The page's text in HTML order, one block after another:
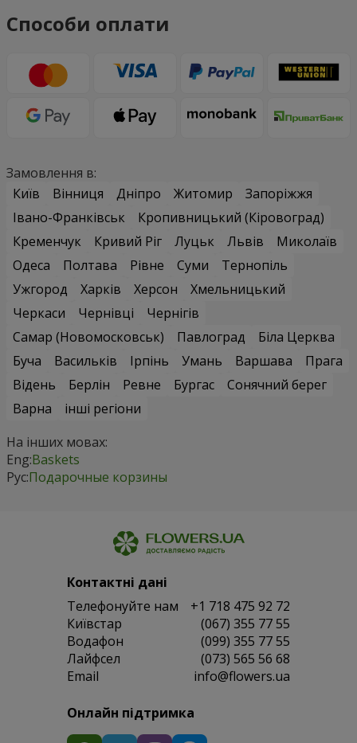
Способи оплати
Замовлення в:
Київ
Вінниця Дніпро Житомир
Запоріжжя
Івано-Франківськ
Кропивницький (Кіровоград)
Кременчук
Кривий Ріг Луцьк Львів
Миколаїв
Одеса
Полтава Рівне Суми
Тернопіль
Ужгород
Харків Херсон
Хмельницький
Черкаси
Чернівці
Чернігів
Самар (Новомосковськ)
Павлоград
Біла Церква
Буча
Васильків Ірпінь Умань Варшава
Прага
Відень
Берлін Ревне Бургас
Сонячний берег
Варна
інші регіони
На інших мовах:
Eng:Baskets
Рус:Подарочные корзины
Контактні дані
Телефонуйте нам
+1 718 475 92 72
Київстар
(067) 355 77 55
Водафон
(099) 355 77 55
Лайфсел
(073) 565 56 68
Email
info@flowers.ua
Онлайн підтримка